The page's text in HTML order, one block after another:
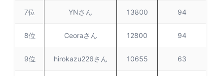
7位 YNさん 13800 94
8位 Ceoraさん 12800 94
9位 hirokazu226さん 10655 63